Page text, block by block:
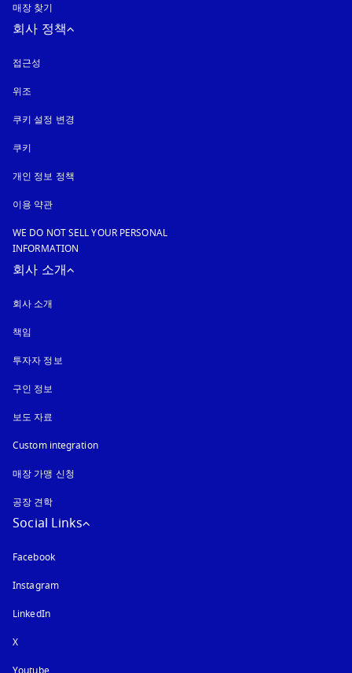
매장 찾기
회사 정책
접근성
위조
쿠키 설정 변경
쿠키
개인 정보 정책
이용 약관
WE DO NOT SELL YOUR PERSONAL
INFORMATION
회사 소개
회사 소개
책임
투자자 정보
구인 정보
보도 자료
Custom integration
매장 가맹 신청
공장 견학
Social Links
Facebook
Instagram새 탭에서 열림
LinkedIn
X